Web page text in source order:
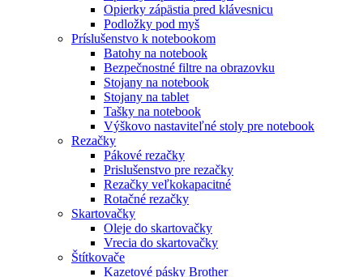
Opierky zápästia pred klávesnicu
Podložky pod myš
Príslušenstvo k notebookom
Batohy na notebook
Bezpečnostné filtre na obrazovku
Stojany na notebook
Stojany na tablet
Tašky na notebook
Výškovo nastaviteľné stoly pre notebook
Rezačky
Pákové rezačky
Prislušenstvo pre rezačky
Rezačky veľkokapacitné
Rotačné rezačky
Skartovačky
Oleje do skartovačky
Vrecia do skartovačky
Štítkovače
Kazetové pásky Brother